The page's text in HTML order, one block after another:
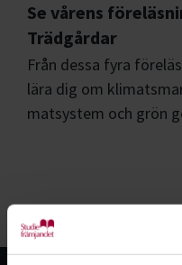
Se vårens
Trädgårdar
Från dessa fyra
lära dig om
matsystem och grön